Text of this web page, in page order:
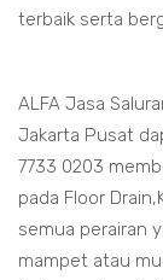
terbaik serta
ALFA Jasa
Jakarta Pusat
7733 0203
pada Floor
semua perairan
mampet atau